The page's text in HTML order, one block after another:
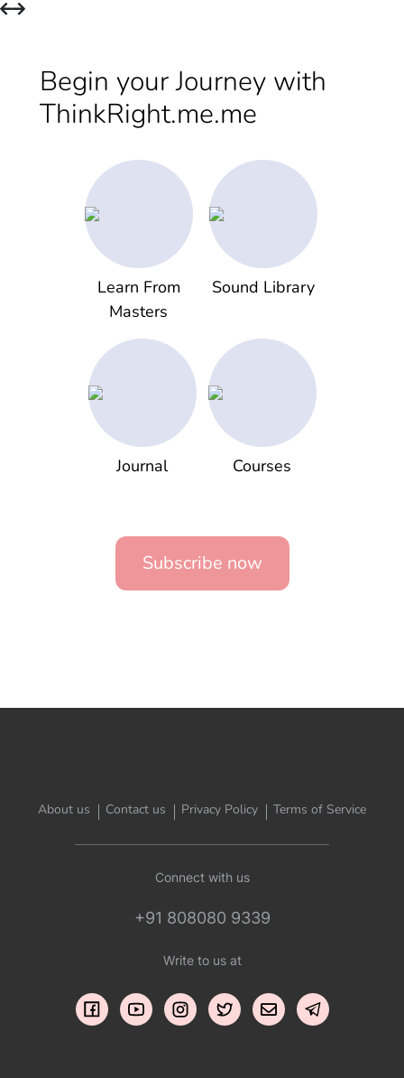
Begin your Journey with
ThinkRight.me.me
Learn From
Masters
Sound Library
Journal Courses
Subscribe now
About us Contact us Privacy Policy Terms of Service
Connect with us
+91 808080 9339
Write to us at